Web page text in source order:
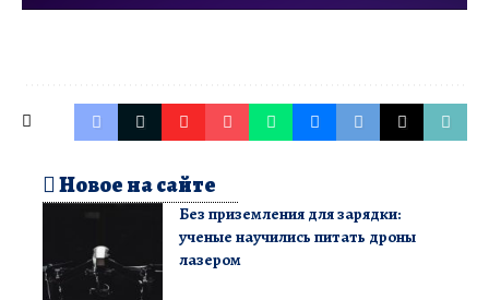
Новое на сайте
Без приземления для зарядки:
ученые научились питать дроны
лазером